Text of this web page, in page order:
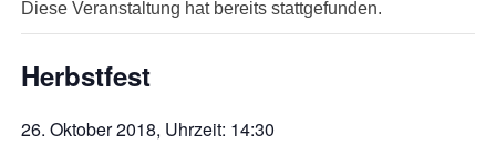
Diese Veranstaltung hat bereits stattgefunden.
Herbstfest
26. Oktober 2018, Uhrzeit: 14:30